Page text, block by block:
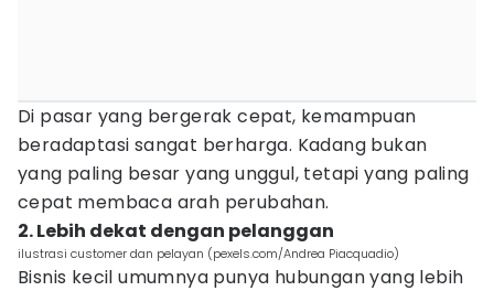
Di pasar yang bergerak cepat, kemampuan
beradaptasi sangat berharga. Kadang bukan
yang paling besar yang unggul, tetapi yang paling
cepat membaca arah perubahan.
2. Lebih dekat dengan pelanggan
ilustrasi customer dan pelayan (pexels.com/Andrea Piacquadio)
Bisnis kecil umumnya punya hubungan yang lebih